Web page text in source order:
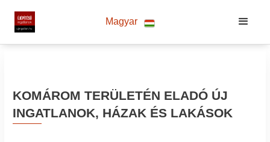
Magyar
KOMÁROM TERÜLETÉN ELADÓ ÚJ
INGATLANOK, HÁZAK ÉS LAKÁSOK